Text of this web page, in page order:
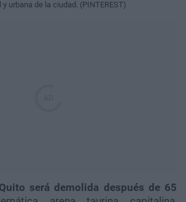
urbana de la ciudad. (PINTEREST)
será demolida después de 65